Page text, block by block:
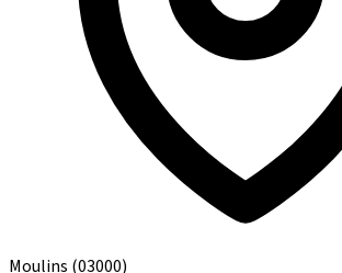
Moulins (03000)